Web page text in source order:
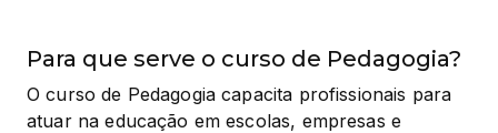
Para que serve o curso de Pedagogia?
O curso de Pedagogia capacita profissionais para
atuar na educação em escolas, empresas e